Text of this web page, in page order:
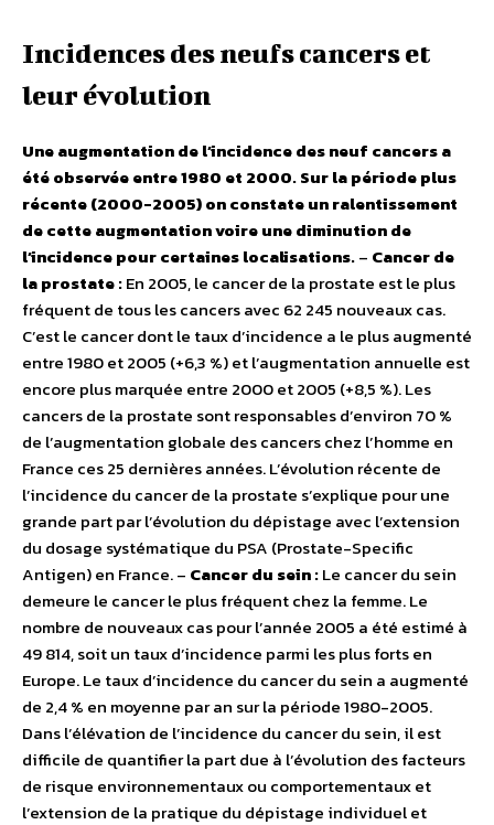
Incidences des neufs cancers et
leur évolution
Une augmentation de l’incidence des neuf cancers a
été observée entre 1980 et 2000. Sur la période plus
récente (2000-2005) on constate un ralentissement
de cette augmentation voire une diminution de
l’incidence pour certaines localisations.– Cancer de
la prostate :En 2005, le cancer de la prostate est le plus
fréquent de tous les cancers avec 62 245 nouveaux cas.
C’est le cancer dont le taux d’incidence a le plus augmenté
entre 1980 et 2005 (+6,3 %) et l’augmentation annuelle est
encore plus marquée entre 2000 et 2005 (+8,5 %). Les
cancers de la prostate sont responsables d’environ 70 %
de l’augmentation globale des cancers chez l’homme en
France ces 25 dernières années. L’évolution récente de
l’incidence du cancer de la prostate s’explique pour une
grande part par l’évolution du dépistage avec l’extension
du dosage systématique du PSA (Prostate-Specific
Antigen) en France. – Cancer du sein :Le cancer du sein
demeure le cancer le plus fréquent chez la femme. Le
nombre de nouveaux cas pour l’année 2005 a été estimé à
49 814, soit un taux d’incidence parmi les plus forts en
Europe. Le taux d’incidence du cancer du sein a augmenté
de 2,4 % en moyenne par an sur la période 1980-2005.
Dans l’élévation de l’incidence du cancer du sein, il est
difficile de quantifier la part due à l’évolution des facteurs
de risque environnementaux ou comportementaux et
l’extension de la pratique du dépistage individuel et